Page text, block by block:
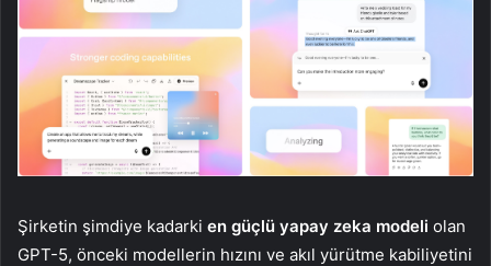
Şirketin şimdiye kadarki en güçlü yapay zeka modeli olan
GPT-5, önceki modellerin hızını ve akıl yürütme kabiliyetini